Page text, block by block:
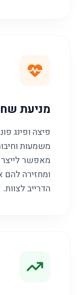
מניעת
פיצה ופינג
משמעות
מאפשר לייצר
ומחזירה להם
הדרייב לצוות.